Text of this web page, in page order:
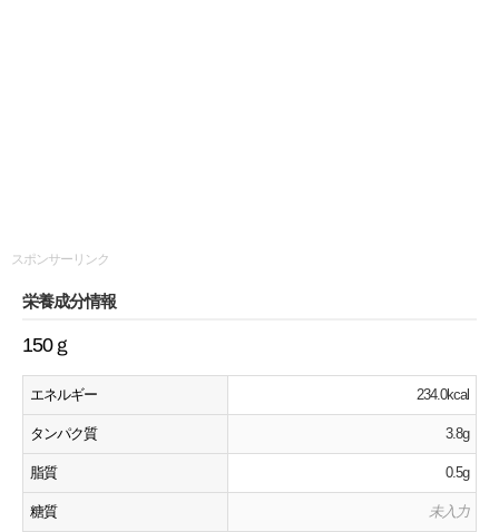
スポンサーリンク
栄養成分情報
150ｇ
エネルギー 234.0kcal
タンパク質 3.8g
脂質 0.5g
糖質 未入力